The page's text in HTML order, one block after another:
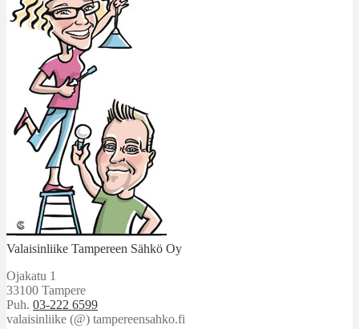
Valaisinliike Tampereen Sähkö Oy
Ojakatu 1
33100 Tampere
Puh. 03-222 6599
valaisinliike (@) tampereensahko.fi